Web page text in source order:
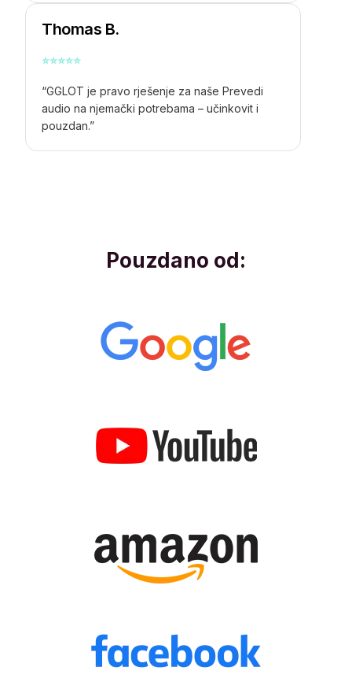
Thomas B.
⭐⭐⭐⭐⭐
“GGLOT je pravo rješenje za naše Prevedi
audio na njemačkipotrebama – učinkovit i
pouzdan.”
Pouzdano od: